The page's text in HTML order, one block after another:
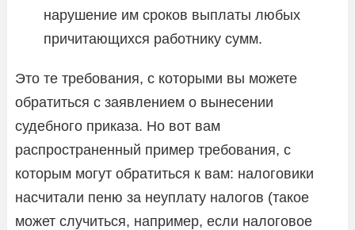
нарушение им сроков выплаты любых
причитающихся работнику сумм.
Это те требования, с которыми вы можете
обратиться с заявлением о вынесении
судебного приказа. Но вот вам
распространенный пример требования, с
которым могут обратиться к вам: налоговики
насчитали пеню за неуплату налогов (такое
может случиться, например, если налоговое